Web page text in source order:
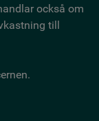
också om
till